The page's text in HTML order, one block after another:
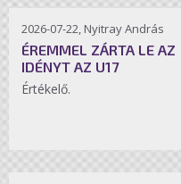
2026-07-22, Nyitray András
ÉREMMEL ZÁRTA LE AZ
IDÉNYT AZ U17
Értékelő.